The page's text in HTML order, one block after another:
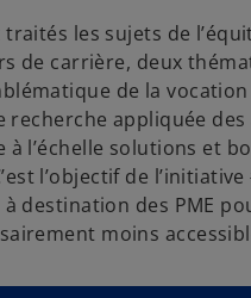
les sujets de
de carrière, deux
de la vocation
appliquée
l’échelle solutions et
l’objectif de
destination des PME
moins